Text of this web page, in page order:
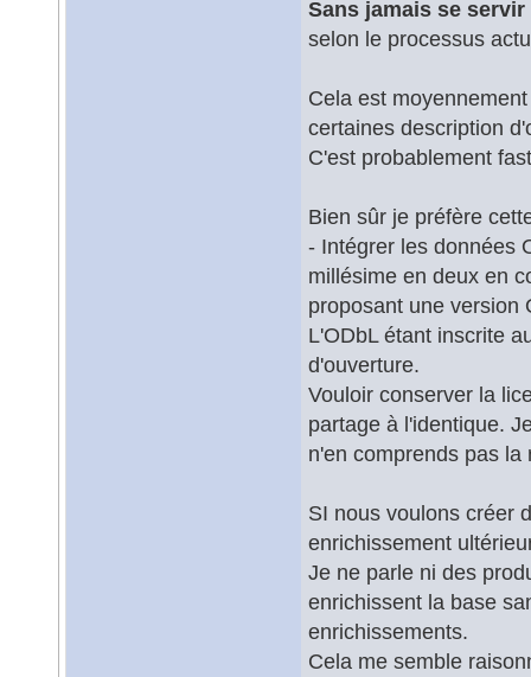
Sans jamais se
selon le processus
Cela est
certaines description
C'est probablement
Bien sûr je préfère
- Intégrer les données
millésime en deux en
proposant une version
L'ODbL étant inscrite
d'ouverture.
Vouloir conserver la
partage à l'identique.
n'en comprends pas
SI nous voulons créer
enrichissement
Je ne parle ni des
enrichissent la base
enrichissements.
Cela me semble